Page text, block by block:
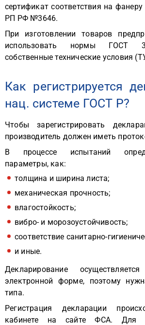
сертификат соответствия на
РП РФ №3646.
При изготовлении товаров
использовать нормы ГОСТ
собственные технические условия
Как регистрируется
нац. системе ГОСТ Р?
Чтобы зарегистрировать
производитель должен иметь
В процессе испытаний
параметры, как:
толщина и ширина листа;
механическая прочность;
влагостойкость;
вибро- и морозоустойчивость;
соответствие санитарно-
и иные.
Декларирование
электронной форме, поэтому
типа.
Регистрация декларации
кабинете на сайте ФСА. Для